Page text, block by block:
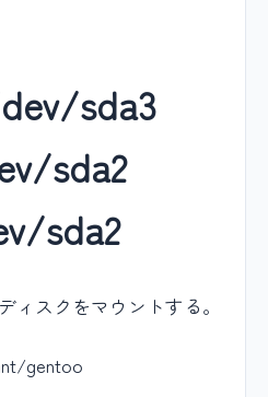
sda3
sda2
sda2
ィスクをマウントする。
gentoo